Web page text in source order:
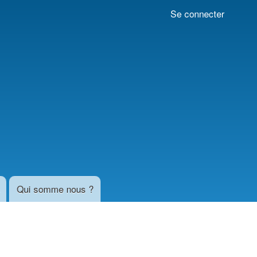
Se connecter
Qui somme nous ?